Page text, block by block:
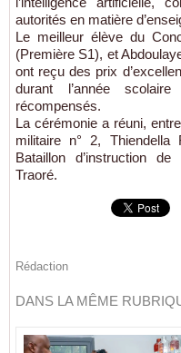
autorités en matière
Le meilleur élève du
(Première S1), et
ont reçu des prix
durant l’année
récompensés.
La cérémonie a réuni,
militaire n° 2,
Bataillon d’instruction
Traoré.
Rédaction
DANS LA MÊME